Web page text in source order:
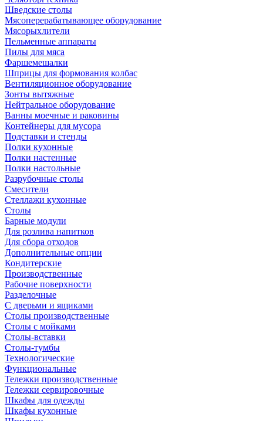
Шведские столы
Мясоперерабатывающее оборудование
Мясорыхлители
Пельменные аппараты
Пилы для мяса
Фаршемешалки
Шприцы для формования колбас
Вентиляционное оборудование
Зонты вытяжные
Нейтральное оборудование
Ванны моечные и раковины
Контейнеры для мусора
Подставки и стенды
Полки кухонные
Полки настенные
Полки настольные
Разрубочные столы
Смесители
Стеллажи кухонные
Столы
Барные модули
Для розлива напитков
Для сбора отходов
Дополнительные опции
Кондитерские
Производственные
Рабочие поверхности
Разделочные
С дверьми и ящиками
Столы производственные
Столы с мойками
Столы-вставки
Столы-тумбы
Технологические
Функциональные
Тележки производственные
Тележки сервировочные
Шкафы для одежды
Шкафы кухонные